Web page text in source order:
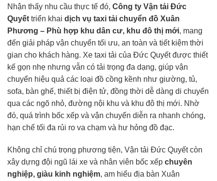
Nhận thấy nhu cầu thực tế đó, Công ty Vận tải Đức
Quyết triển khai dịch vụ taxi tải chuyển đồ Xuân
Phương – Phù hợp khu dân cư, khu đô thị mới, mang
đến giải pháp vận chuyển tối ưu, an toàn và tiết kiệm thời
gian cho khách hàng. Xe taxi tải của Đức Quyết được thiết
kế gọn nhẹ nhưng vẫn có tải trọng đa dạng, giúp vận
chuyển hiệu quả các loại đồ cồng kềnh như giường, tủ,
sofa, bàn ghế, thiết bị điện tử, đồng thời dễ dàng di chuyển
qua các ngõ nhỏ, đường nội khu và khu đô thị mới. Nhờ
đó, quá trình bốc xếp và vận chuyển diễn ra nhanh chóng,
hạn chế tối đa rủi ro va chạm và hư hỏng đồ đạc.
Không chỉ chú trọng phương tiện, Vận tải Đức Quyết còn
xây dựng đội ngũ lái xe và nhân viên bốc xếp chuyên
nghiệp, giàu kinh nghiệm, am hiểu địa bàn Xuân